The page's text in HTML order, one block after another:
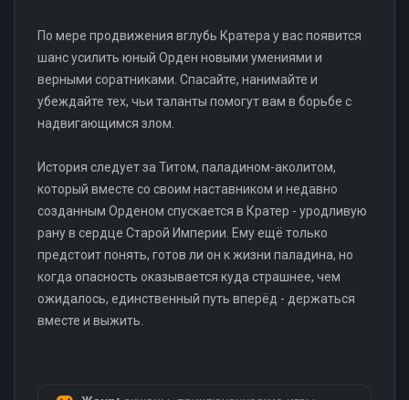
По мере продвижения вглубь Кратера у вас появится
шанс усилить юный Орден новыми умениями и
верными соратниками. Спасайте, нанимайте и
убеждайте тех, чьи таланты помогут вам в борьбе с
надвигающимся злом.
История следует за Титом, паладином-аколитом,
который вместе со своим наставником и недавно
созданным Орденом спускается в Кратер - уродливую
рану в сердце Старой Империи. Ему ещё только
предстоит понять, готов ли он к жизни паладина, но
когда опасность оказывается куда страшнее, чем
ожидалось, единственный путь вперёд - держаться
вместе и выжить.